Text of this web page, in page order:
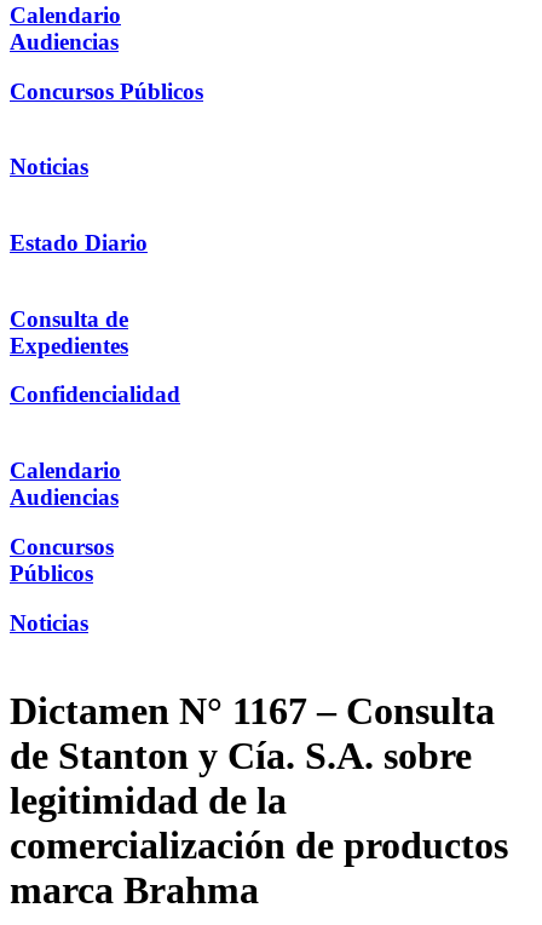
Calendario
Audiencias
Concursos Públicos
Noticias
Estado Diario
Consulta de
Expedientes
Confidencialidad
Calendario
Audiencias
Concursos
Públicos
Noticias
Dictamen N° 1167 – Consulta
de Stanton y Cía. S.A. sobre
legitimidad de la
comercialización de productos
marca Brahma